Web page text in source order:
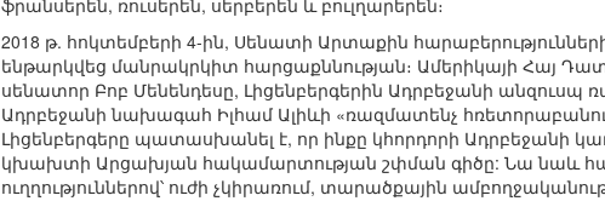
ֆրանսերեն, ռուսերեն, սերբերեն և բուլղարերեն։
2018 թ. հոկտեմբերի 4-ին, Սենատի Արտաքին
ենթարկվեց մանրակրկիտ հարցաքննության։ Ամերիկայի Հայ
սենատոր Բոբ Մենենդեսը, Լիցենբերգերին Ադրբեջանի անզուսպ
Ադրբեջանի նախագահ Իլհամ Ալիևի «ռազմատենչ
Լիցենբերգերը պատասխանել է, որ ինքը կհորդորի Ադրբեջանի
կխախտի Արցախյան հակամարտության շփման գիծը: Նա նաև
ուղղություններով՝ ուժի չկիրառում, տարածքային